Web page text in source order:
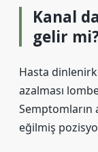
Kanal
gelir
Hasta
azalması
Semptomların
eğilmiş